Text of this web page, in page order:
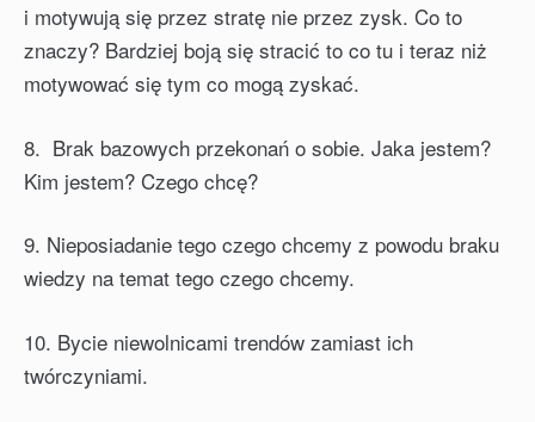
i motywują się przez stratę nie przez zysk. Co to
znaczy? Bardziej boją się stracić to co tu i teraz niż
motywować się tym co mogą zyskać.
8. Brak bazowych przekonań o sobie. Jaka jestem?
Kim jestem? Czego chcę?
9. Nieposiadanie tego czego chcemy z powodu braku
wiedzy na temat tego czego chcemy.
10. Bycie niewolnicami trendów zamiast ich
twórczyniami.